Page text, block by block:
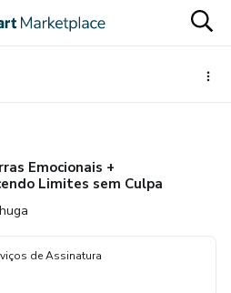
Emocionais +
Limites sem Culpa
de Assinatura